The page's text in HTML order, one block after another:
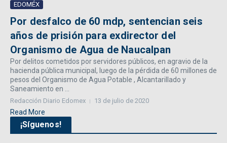
EDOMÉX
Por desfalco de 60 mdp, sentencian seis
años de prisión para exdirector del
Organismo de Agua de Naucalpan
Por delitos cometidos por servidores públicos, en agravio de la
hacienda pública municipal, luego de la pérdida de 60 millones de
pesos del Organismo de Agua Potable , Alcantarillado y
Saneamiento en ...
Redacción Diario Edomex 13 de julio de 2020
Read More
¡Síguenos!